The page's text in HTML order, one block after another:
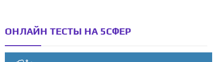
ОНЛАЙН ТЕСТЫ НА 5СФЕР